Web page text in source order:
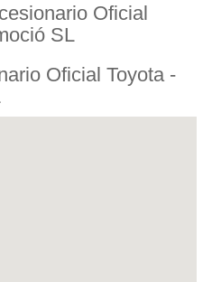
Oficial
SL
Oficial Toyota -